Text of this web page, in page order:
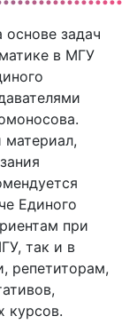
задач
в МГУ
Единого
при
так и в
репетиторам,
курсов.